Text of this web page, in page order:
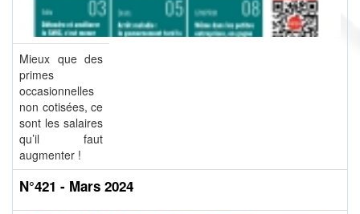
Mieux que des
primes
occasionnelles
non cotisées, ce
sont les salaires
qu’il faut
augmenter !
N°421 - Mars 2024